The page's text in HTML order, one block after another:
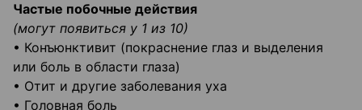
Частые побочные действия
(могут появиться у 1 из 10)
• Конъюнктивит (покраснение глаз и выделения
или боль в области глаза)
• Отит и другие заболевания уха
• Головная боль